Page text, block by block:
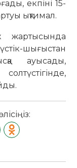
екпіні 15-
ықтимал.
жартысында
шығыстан
ауысады,